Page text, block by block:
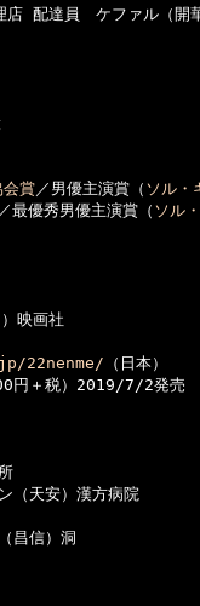
達員　ケファル（開
会賞／男優主演賞（ ソル・
／最優秀男優主演賞（ ソル
映画社
22nenme/ （日本）
円＋税）2019/7/2発売
安）漢方病院
信）洞